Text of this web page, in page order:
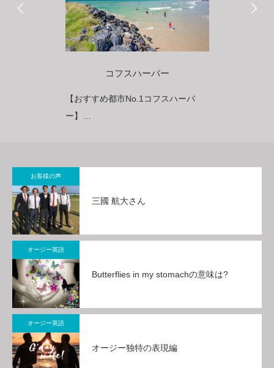
コフスハーバー
【おすすめ都市No.1コフスハーバ
ー】
お客様の声
三國 航大さん
オージー英語
Butterflies in my stomachの意味は?
オージー英語
オージー独特の表現編